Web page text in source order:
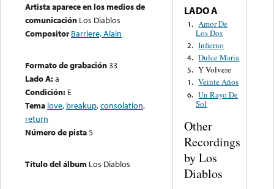
Artista aparece en los medios de
comunicación Los Diablos
Compositor Barriere, Alain
Formato de grabación33
Lado A:a
Condición: E
Tema love, breakup,consolation,
return
Número de pista5
Título del álbum Los Diablos
LADO A
1. Amor De
Los Dos
2. Infierno
4. Dulce Maria
5. Y Volvere
1. Veinte Años
6. Un Rayo De
Sol
Other
Recordings
by Los
Diablos